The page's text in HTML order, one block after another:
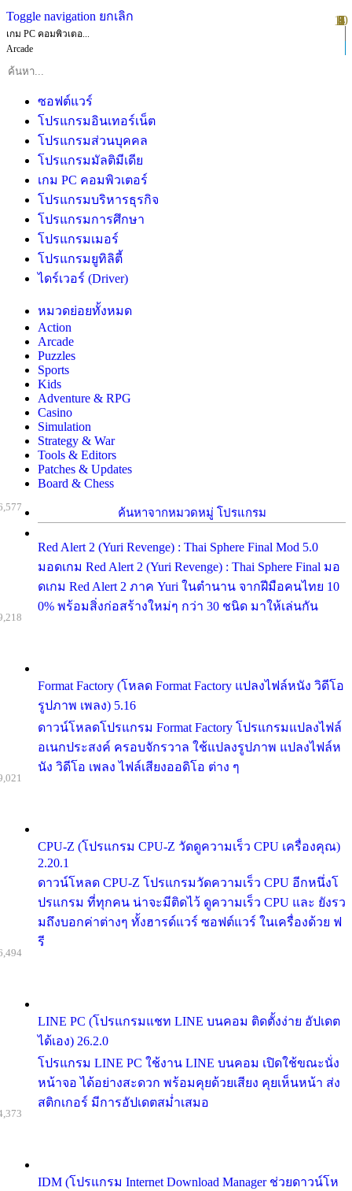
Toggle navigation ยกเลิก
เกม PC คอมพิวเตอ...
Arcade
ซอฟต์แวร์
โปรแกรมอินเทอร์เน็ต
โปรแกรมส่วนบุคคล
โปรแกรมมัลติมีเดีย
เกม PC คอมพิวเตอร์
โปรแกรมบริหารธุรกิจ
โปรแกรมการศึกษา
โปรแกรมเมอร์
โปรแกรมยูทิลิตี้
ไดร์เวอร์ (Driver)
หมวดย่อยทั้งหมด
Action
Arcade
Puzzles
Sports
Kids
Adventure & RPG
Casino
Simulation
Strategy & War
Tools & Editors
Patches & Updates
Board & Chess
ค้นหาจากหมวดหมู่ โปรแกรม
Red Alert 2 (Yuri Revenge) : Thai Sphere Final Mod 5.0
มอดเกม Red Alert 2 (Yuri Revenge) : Thai Sphere Final มอ
ดเกม Red Alert 2 ภาค Yuri ในตำนาน จากฝีมือคนไทย 10
0% พร้อมสิ่งก่อสร้างใหม่ๆ กว่า 30 ชนิด มาให้เล่นกัน
Format Factory (โหลด Format Factory แปลงไฟล์หนัง วิดีโอ
รูปภาพ เพลง) 5.16
ดาวน์โหลดโปรแกรม Format Factory โปรแกรมแปลงไฟล์
อเนกประสงค์ ครอบจักรวาล ใช้แปลงรูปภาพ แปลงไฟล์ห
นัง วิดีโอ เพลง ไฟล์เสียงออดิโอ ต่าง ๆ
CPU-Z (โปรแกรม CPU-Z วัดดูความเร็ว CPU เครื่องคุณ)
2.20.1
ดาวน์โหลด CPU-Z โปรแกรมวัดความเร็ว CPU อีกหนึ่งโ
ปรแกรม ที่ทุกคน น่าจะมีติดไว้ ดูความเร็ว CPU และ ยังรว
มถึงบอกค่าต่างๆ ทั้งฮารด์แวร์ ซอฟต์แวร์ ในเครื่องด้วย ฟ
รี
LINE PC (โปรแกรมแชท LINE บนคอม ติดตั้งง่าย อัปเดต
ได้เอง) 26.2.0
โปรแกรม LINE PC ใช้งาน LINE บนคอม เปิดใช้ขณะนั่ง
หน้าจอ ได้อย่างสะดวก พร้อมคุยด้วยเสียง คุยเห็นหน้า ส่ง
สติกเกอร์ มีการอัปเดตสม่ำเสมอ
IDM (โปรแกรม Internet Download Manager ช่วยดาวน์โห
1
2
3
4
5
6
7
8
9
10